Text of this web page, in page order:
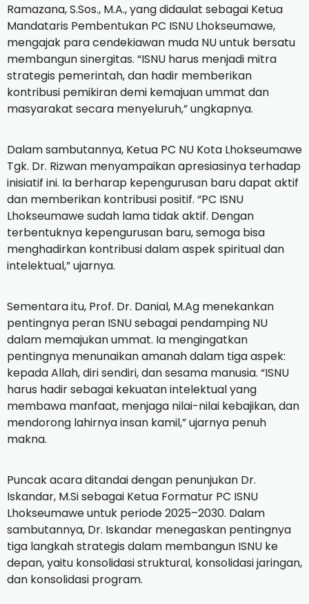
Ramazana, S.Sos., M.A., yang didaulat sebagai Ketua
Mandataris Pembentukan PC ISNU Lhokseumawe,
mengajak para cendekiawan muda NU untuk bersatu
membangun sinergitas. “ISNU harus menjadi mitra
strategis pemerintah, dan hadir memberikan
kontribusi pemikiran demi kemajuan ummat dan
masyarakat secara menyeluruh,” ungkapnya.
Dalam sambutannya, Ketua PC NU Kota Lhokseumawe
Tgk. Dr. Rizwan menyampaikan apresiasinya terhadap
inisiatif ini. Ia berharap kepengurusan baru dapat aktif
dan memberikan kontribusi positif. “PC ISNU
Lhokseumawe sudah lama tidak aktif. Dengan
terbentuknya kepengurusan baru, semoga bisa
menghadirkan kontribusi dalam aspek spiritual dan
intelektual,” ujarnya.
Sementara itu, Prof. Dr. Danial, M.Ag menekankan
pentingnya peran ISNU sebagai pendamping NU
dalam memajukan ummat. Ia mengingatkan
pentingnya menunaikan amanah dalam tiga aspek:
kepada Allah, diri sendiri, dan sesama manusia. “ISNU
harus hadir sebagai kekuatan intelektual yang
membawa manfaat, menjaga nilai-nilai kebajikan, dan
mendorong lahirnya insan kamil,” ujarnya penuh
makna.
Puncak acara ditandai dengan penunjukan Dr.
Iskandar, M.Si sebagai Ketua Formatur PC ISNU
Lhokseumawe untuk periode 2025–2030. Dalam
sambutannya, Dr. Iskandar menegaskan pentingnya
tiga langkah strategis dalam membangun ISNU ke
depan, yaitu konsolidasi struktural, konsolidasi jaringan,
dan konsolidasi program.